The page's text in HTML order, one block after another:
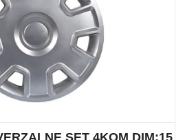
SET 4KOM DIM:15